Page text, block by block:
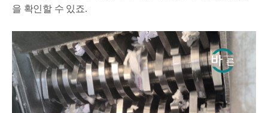
을 확인할 수 있죠.